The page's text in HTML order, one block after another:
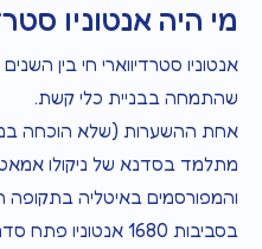
מי היה אנטוניו
שהתמחה בבניית כלי קשת.
אחת ההשערות (שלא הוכחה
מתלמד בסדנא של ניקולו
והמפורסמים באיטליה בתקופה
בסביבות 1680